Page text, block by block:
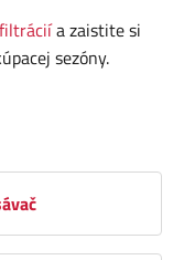
a zaistite si
sezóny.